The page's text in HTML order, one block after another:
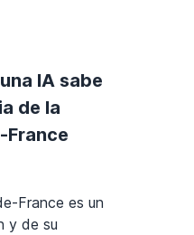
IA sabe
de la
France
France es un
y de su